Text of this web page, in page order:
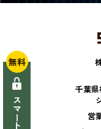
千葉
営
無料